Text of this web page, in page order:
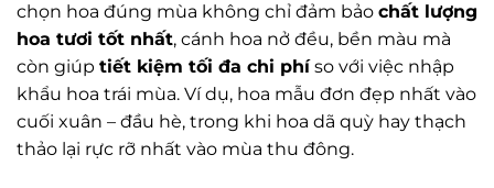
chọn hoa đúng mùa không chỉ đảm bảo chất lượng
hoa tươi tốt nhất, cánh hoa nở đều, bền màu mà
còn giúp tiết kiệm tối đa chi phíso với việc nhập
khẩu hoa trái mùa. Ví dụ, hoa mẫu đơn đẹp nhất vào
cuối xuân – đầu hè, trong khi hoa dã quỳ hay thạch
thảo lại rực rỡ nhất vào mùa thu đông.